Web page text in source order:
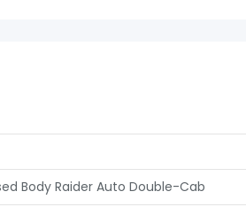
Body Raider Auto Double-Cab